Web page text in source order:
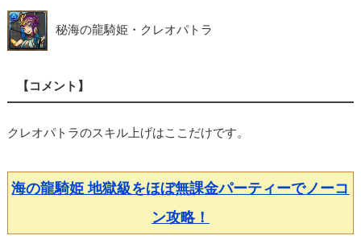
秘海の龍騎姫・クレオパトラ
【コメント】
クレオパトラのスキル上げはここだけです。
海の龍騎姫 地獄級をほぼ無課金パーティーでノーコ
ン攻略！